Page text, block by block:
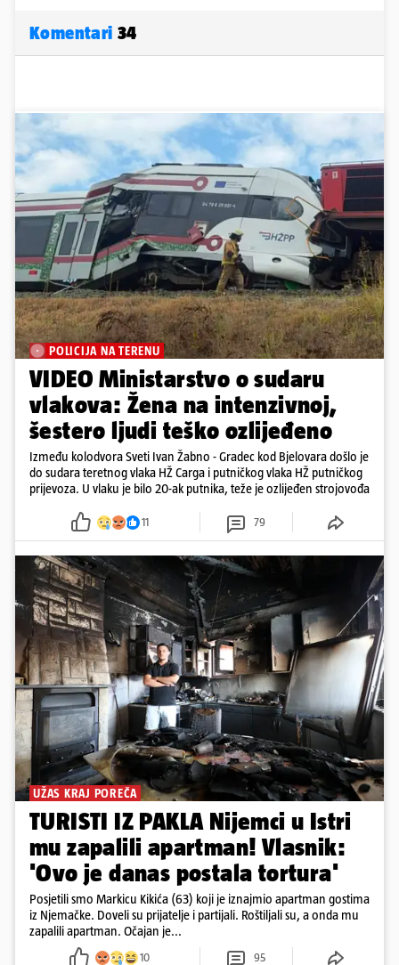
Komentari 34
POLICIJA NA TERENU
VIDEO Ministarstvo o sudaru
vlakova: Žena na intenzivnoj,
šestero ljudi teško ozlijeđeno
Između kolodvora Sveti Ivan Žabno - Gradec kod Bjelovara došlo je
do sudara teretnog vlaka HŽ Carga i putničkog vlaka HŽ putničkog
prijevoza. U vlaku je bilo 20-ak putnika, teže je ozlijeđen strojovođa
11 79
UŽAS KRAJ POREČA
TURISTI IZ PAKLA Nijemci u Istri
mu zapalili apartman! Vlasnik:
'Ovo je danas postala tortura'
Posjetili smo Markicu Kikića (63) koji je iznajmio apartman gostima
iz Njemačke. Doveli su prijatelje i partijali. Roštiljali su, a onda mu
zapalili apartman. Očajan je...
10 95